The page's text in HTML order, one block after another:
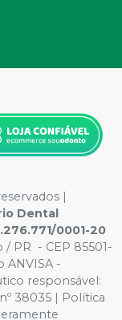
|
Dental
0001-20
/ PR - CEP 85501-
ANVISA -
responsável:
38035 | Política